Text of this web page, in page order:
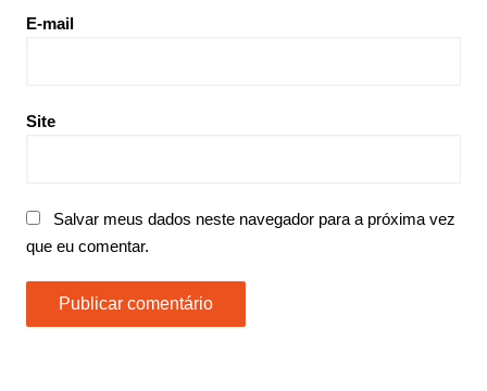
E-mail
Site
Salvar meus dados neste navegador para a próxima vez
que eu comentar.